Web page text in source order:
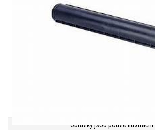
Obrázky jsou pouze ilustrační.